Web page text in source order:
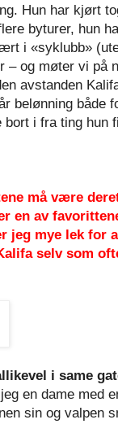
Hun har kjørt
byturer, hun
i «syklubb»
– og møter vi på
avstanden
belønning både
i fra ting hun
må være
en av
jeg mye lek for
selv som
i same
en dame med
sin og valpen